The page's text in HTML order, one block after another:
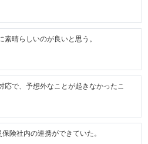
素晴らしいのが良いと思う。
応で、予想外なことが起きなかったこ
険社内の連携ができていた。